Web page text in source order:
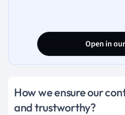
Open in
How we ensure our
and trustworthy?